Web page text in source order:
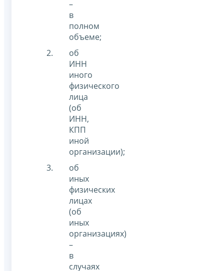
–
в
полном
объеме;
об
ИНН
иного
физического
лица
(об
ИНН,
КПП
иной
организации);
об
иных
физических
лицах
(об
иных
организациях)
–
в
случаях